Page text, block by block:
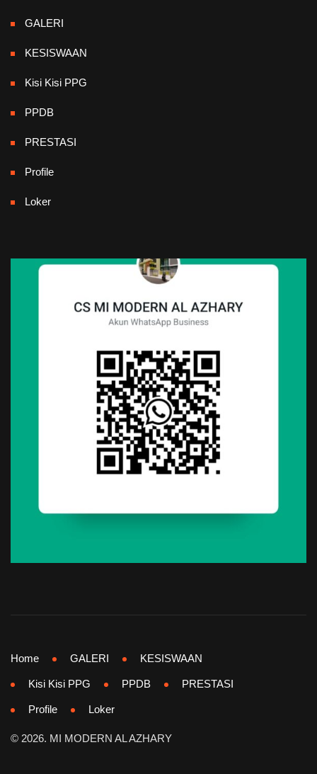
GALERI
KESISWAAN
Kisi Kisi PPG
PPDB
PRESTASI
Profile
Loker
© 2026. MI MODERN AL AZHARY
Home GALERI KESISWAAN
Kisi Kisi PPG PPDB PRESTASI
Profile Loker